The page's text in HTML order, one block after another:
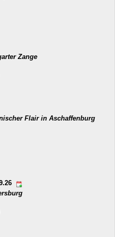
Zange
Flair in Aschaffenburg